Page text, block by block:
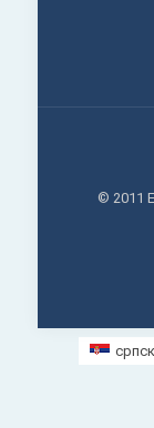
© 2011